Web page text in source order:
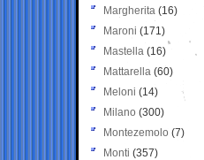
Margherita (16)
Maroni (171)
Mastella (16)
Mattarella (60)
Meloni (14)
Milano (300)
Montezemolo (7)
Monti (357)